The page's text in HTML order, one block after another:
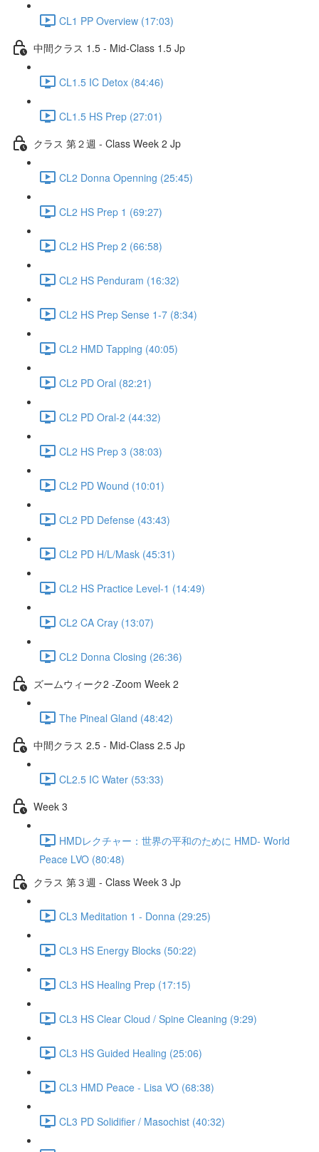
CL1 PP Overview (17:03)
中間クラス 1.5 - Mid-Class 1.5 Jp
CL1.5 IC Detox (84:46)
CL1.5 HS Prep (27:01)
クラス 第２週 - Class Week 2 Jp
CL2 Donna Openning (25:45)
CL2 HS Prep 1 (69:27)
CL2 HS Prep 2 (66:58)
CL2 HS Penduram (16:32)
CL2 HS Prep Sense 1-7 (8:34)
CL2 HMD Tapping (40:05)
CL2 PD Oral (82:21)
CL2 PD Oral-2 (44:32)
CL2 HS Prep 3 (38:03)
CL2 PD Wound (10:01)
CL2 PD Defense (43:43)
CL2 PD H/L/Mask (45:31)
CL2 HS Practice Level-1 (14:49)
CL2 CA Cray (13:07)
CL2 Donna Closing (26:36)
ズームウィーク2 -Zoom Week 2
The Pineal Gland (48:42)
中間クラス 2.5 - Mid-Class 2.5 Jp
CL2.5 IC Water (53:33)
Week 3
HMDレクチャー：世界の平和のために HMD- World
Peace LVO (80:48)
クラス 第３週 - Class Week 3 Jp
CL3 Meditation 1 - Donna (29:25)
CL3 HS Energy Blocks (50:22)
CL3 HS Healing Prep (17:15)
CL3 HS Clear Cloud / Spine Cleaning (9:29)
CL3 HS Guided Healing (25:06)
CL3 HMD Peace - Lisa VO (68:38)
CL3 PD Solidifier / Masochist (40:32)